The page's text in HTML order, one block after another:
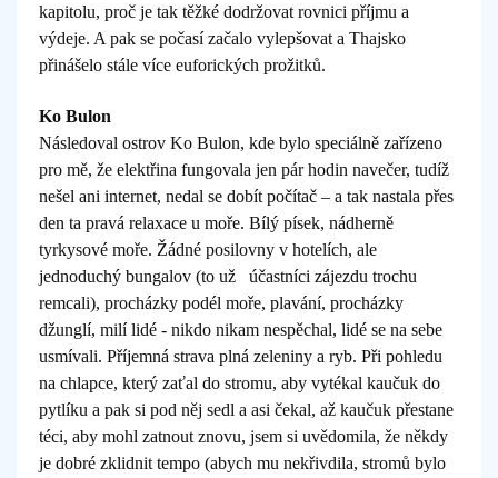
kapitolu, proč je tak těžké dodržovat rovnici příjmu a
výdeje. A pak se počasí začalo vylepšovat a Thajsko
přinášelo stále více euforických prožitků.
Ko Bulon
Následoval ostrov Ko Bulon, kde bylo speciálně zařízeno
pro mě, že elektřina fungovala jen pár hodin navečer, tudíž
nešel ani internet, nedal se dobít počítač – a tak nastala přes
den ta pravá relaxace u moře. Bílý písek, nádherně
tyrkysové moře. Žádné posilovny v hotelích, ale
jednoduchý bungalov (to už účastníci zájezdu trochu
remcali), procházky podél moře, plavání, procházky
džunglí, milí lidé - nikdo nikam nespěchal, lidé se na sebe
usmívali. Příjemná strava plná zeleniny a ryb. Při pohledu
na chlapce, který zaťal do stromu, aby vytékal kaučuk do
pytlíku a pak si pod něj sedl a asi čekal, až kaučuk přestane
téci, aby mohl zatnout znovu, jsem si uvědomila, že někdy
je dobré zklidnit tempo (abych mu nekřivdila, stromů bylo